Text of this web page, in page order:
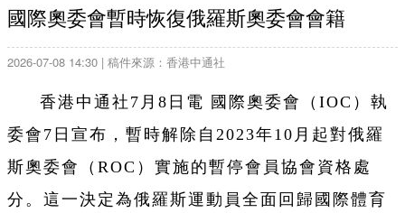
國際奧委會暫時恢復俄羅斯奧委會會籍
2026-07-08 14:30 | 稿件來源：香港中通社
香港中通社7月8日電 國際奧委會（IOC）執
委會7日宣布，暫時解除自2023年10月起對俄羅
斯奧委會（ROC）實施的暫停會員協會資格處
分。這一決定為俄羅斯運動員全面回歸國際體育